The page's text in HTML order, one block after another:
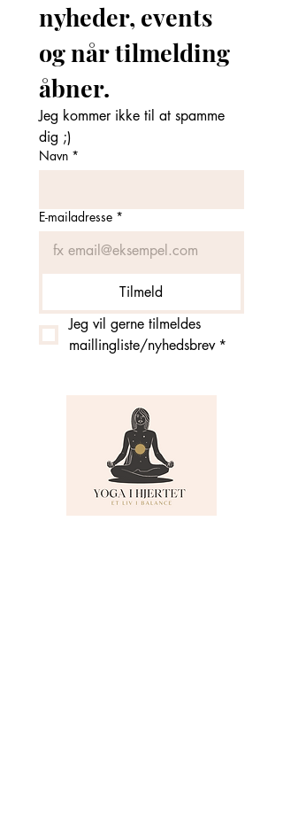
nyheder, events
og når tilmelding
Jeg kommer ikke til at spamme
dig ;)
Navn *
E-mailadresse *
Tilmeld
Jeg vil gerne tilmeldes
maillingliste/nyhedsbrev *